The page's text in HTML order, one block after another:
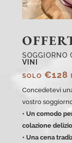
SOGGIORNO
VINI
solo €128
Concedetevi
vostro
• Un comodo
colazione
• Una cena